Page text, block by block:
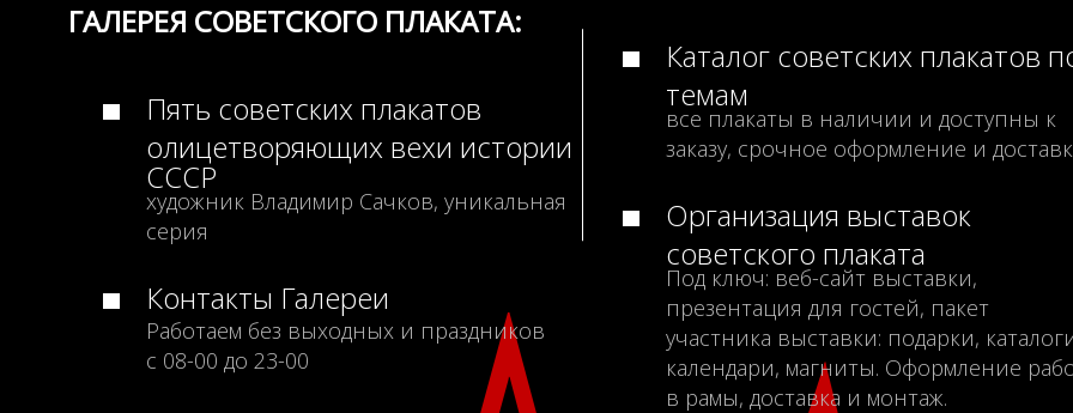
ГАЛЕРЕЯ СОВЕТСКОГО ПЛАКАТА:
Пять советских плакатов
олицетворяющих вехи истории
СССР
художник Владимир Сачков, уникальная
серия
Контакты Галереи
Работаем без выходных и праздников
с 08-00 до 23-00
Каталог советских плакатов
темам
все плакаты в наличии и доступны к
заказу, срочное оформление и
Организация выставок
советского плаката
Под ключ: веб-сайт выставки,
презентация для гостей, пакет
участника выставки: подарки,
календари, магниты. Оформление
в рамы, доставка и монтаж.